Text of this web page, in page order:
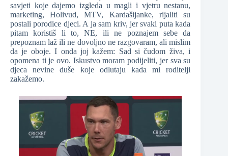
savjeti koje dajemo izgleda u magli i vjetru nestanu,
marketing, Holivud, MTV, Kardašijanke, rijaliti su
postali porodice djeci. A ja sam kriv, jer svaki puta kada
pitam koristiš li to, NE, ili ne poznajem sebe da
prepoznam laž ili ne dovoljno ne razgovaram, ali mislim
da je oboje. I onda joj kažem: Sad si čudom živa, i
opomena ti je ovo. Iskustvo moram podijeliti, jer sva su
djeca nevine duše koje odlutaju kada mi roditelji
zakažemo.